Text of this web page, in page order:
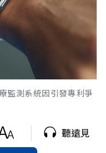
監測系統因引發專利爭
聽遠見